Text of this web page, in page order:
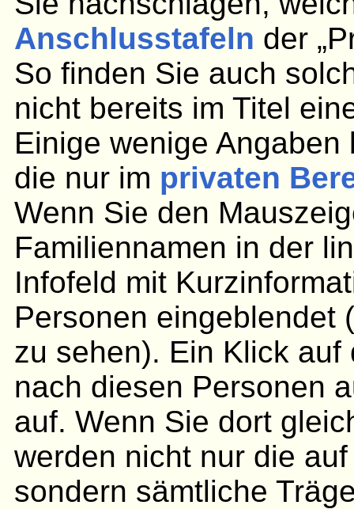
Anschlusstafeln der
So finden Sie auch
nicht bereits im Titel
Einige wenige
die nur im privaten
Wenn Sie den
Familiennamen in der
Infofeld mit
Personen eingeblendet
zu sehen). Ein Klick
nach diesen Personen
auf. Wenn Sie dort
werden nicht nur die
sondern sämtliche